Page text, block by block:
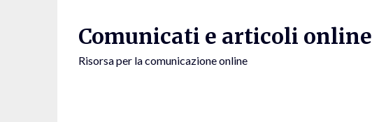
Comunicati e articoli online
Risorsa per la comunicazione online